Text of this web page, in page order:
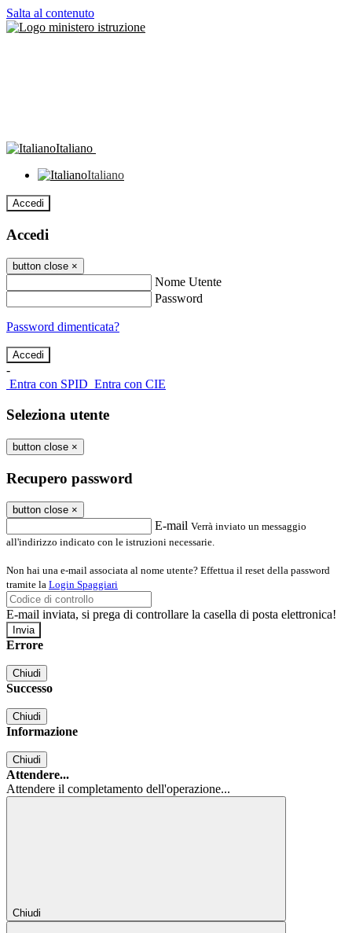
Salta al contenuto
Italiano
Italiano
Accedi
Accedi
button close ×
Nome Utente
Password
Password dimenticata?
-
Entra con SPID Entra con CIE
Seleziona utente
button close ×
Recupero password
button close ×
E-mail Verrà inviato un messaggio
all'indirizzo indicato con le istruzioni necessarie.
Non hai una e-mail associata al nome utente? Effettua il reset della password
tramite la Login Spaggiari
E-mail inviata, si prega di controllare la casella di posta elettronica!
Errore
Chiudi
Successo
Chiudi
Informazione
Chiudi
Attendere...
Attendere il completamento dell'operazione...
Chiudi